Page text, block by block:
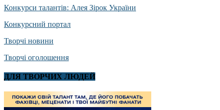
Конкурси талантів: Алея Зірок України
Конкурсний портал
Творчі новини
Творчі оголошення
ДЛЯ ТВОРЧИХ ЛЮДЕЙ